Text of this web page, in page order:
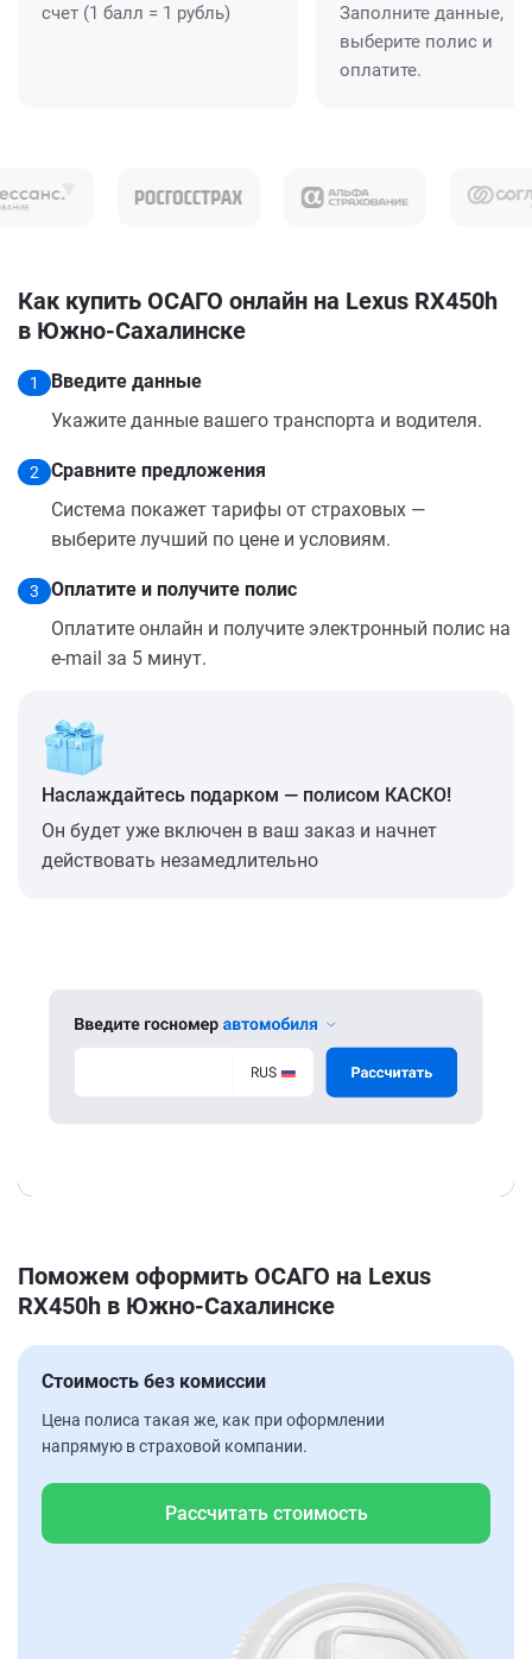
счет (1 балл = 1 рубль)
Заполните данные,
выберите полис и
оплатите.
Как купить ОСАГО онлайн на Lexus RX450h
в Южно-Сахалинске
1
Введите данные
Укажите данные вашего транспорта и водителя.
2
Сравните предложения
Система покажет тарифы от страховых —
выберите лучший по цене и условиям.
3
Оплатите и получите полис
Оплатите онлайн и получите электронный полис на
e-mail за 5 минут.
Наслаждайтесь подарком — полисом КАСКО!
Он будет уже включен в ваш заказ и начнет
действовать незамедлительно
Поможем оформить ОСАГО на Lexus
RX450h в Южно-Сахалинске
Стоимость без комиссии
Цена полиса такая же, как при оформлении
напрямую в страховой компании.
Рассчитать стоимость